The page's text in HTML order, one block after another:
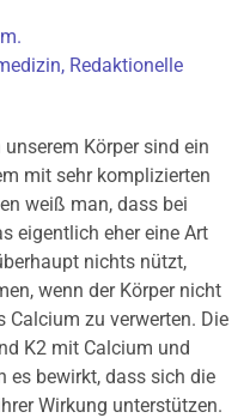
, Redaktionelle
Körper sind ein
mit sehr komplizierten
weiß man, dass bei
eigentlich eher eine Art
nichts nützt,
wenn der Körper nicht
Calcium zu verwerten. Die
K2 mit Calcium und
es bewirkt, dass sich die
Wirkung unterstützen.